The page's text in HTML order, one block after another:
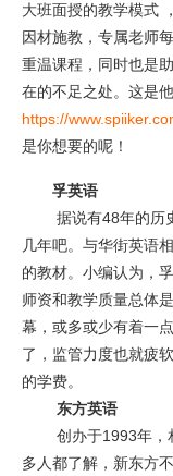
大班面授的教学模式
因材施教，专属老师
重温课程，同时也是
在的不足之处。这是
https://
是你想要的呢！
孚英语
据说有48年的历史
几年吧。与华街英语
的教材。小编认为，
师资和教学质量总体
幕，或多或少有着一
了，监管力度也就疲
的学费。
东方英语
创办于1993年，相
多人都了解，新东方